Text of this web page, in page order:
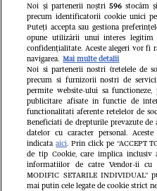
Citește în
Noi și partenerii noștri 596stocăm
precum identificatorii cookie unici
Puteți accepta sau gestiona
opune utilizării unui interes
confidențialitate. Aceste alegeri vor fi
navigarea. Mai multe detalii
Noi si partenerii nostri (retelele de
precum si furnizorii nostri de
permite website-ului sa
publicitare afisate in functie de
functionalitati aferente retelelor de
Beneficiati de drepturile prevazute de
datelor cu caracter personal.
indicataaici. Prin click pe “ACCEPT
de tip Cookie, care implica inclusiv
informatiilor de catre Vendor-ii cu
MODIFIC SETARILE INDIVIDUAL”
mai putin cele legate de cookie strict